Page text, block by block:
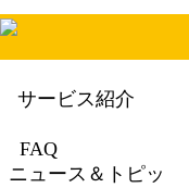
サービス紹介
FAQ
ニュース＆トピッ